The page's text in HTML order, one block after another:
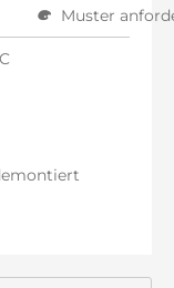
Muster